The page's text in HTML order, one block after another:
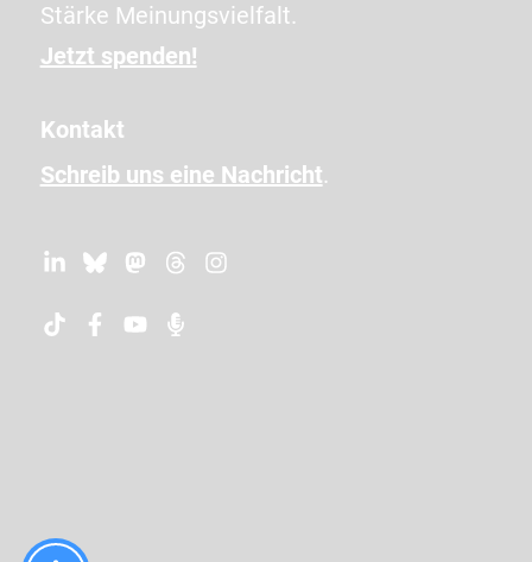
h
e
e
i
u
m
z
ä
Stärke Meinungsvielfalt.
Jetzt spenden!
Kontakt
Schreib uns eine Nachricht.